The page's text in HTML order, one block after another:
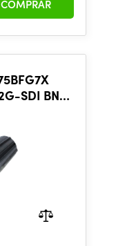
COMPRAR
SDI BNC